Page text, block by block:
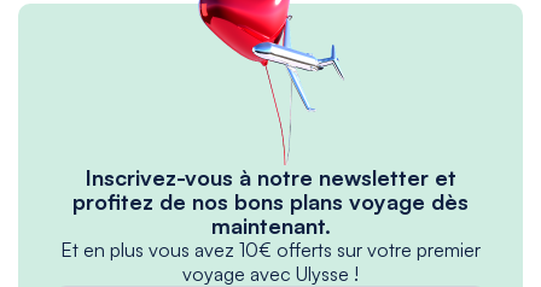
Inscrivez-vous à notre newsletter et
profitez de nos bons plans voyage dès
maintenant.
Et en plus vous avez 10€ offerts sur votre premier
voyage avec Ulysse !